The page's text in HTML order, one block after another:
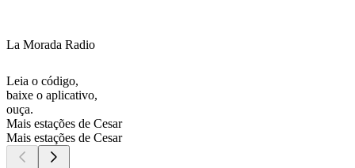
La Morada Radio
Leia o código,
baixe o aplicativo,
ouça.
Mais estações de Cesar
Mais estações de Cesar